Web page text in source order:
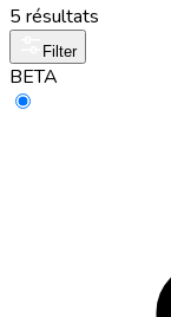
5 résultats
Filter
BETA